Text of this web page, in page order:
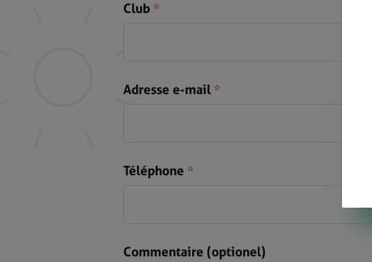
Club *
Adresse e-mail *
Téléphone *
Commentaire (optionel)